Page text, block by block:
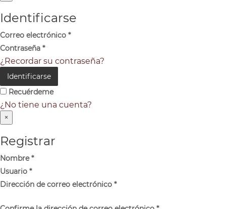
Identificarse
Correo electrónico *
Contraseña *
¿Recordar su contraseña?
Identificarse
Recuérdeme
¿No tiene una cuenta?
×
Registrar
Nombre*
Usuario *
Dirección de correo electrónico *